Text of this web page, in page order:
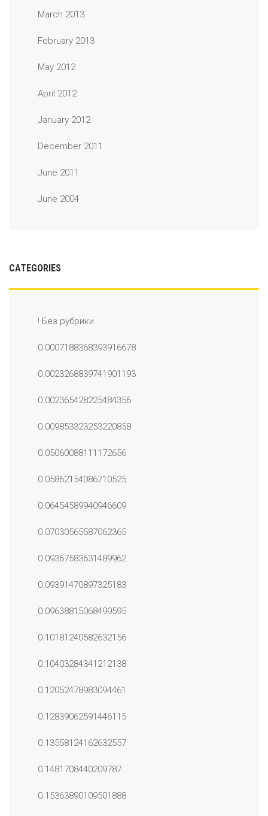
March 2013
February 2013
May 2012
April 2012
January 2012
December 2011
June 2011
June 2004
CATEGORIES
! Без рубрики
0.0007188368393916678
0.0023268839741901193
0.002365428225484356
0.009853323253220858
0.05060088111172656
0.05862154086710525
0.06454589940946609
0.07030565587062365
0.09367583631489962
0.09391470897325183
0.09638815068499595
0.10181240582632156
0.10403284341212138
0.12052478983094461
0.12839062591446115
0.13558124162632557
0.1481708440209787
0.15363890109501888